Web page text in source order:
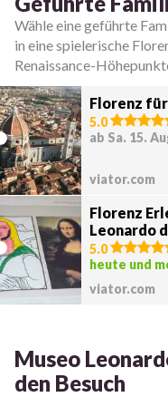
Wähle eine geführte
in eine spielerische
Renaissance-
Florenz
5.0
ab Sa. 15.
viator.com
Florenz
Leonardo
5.0
heute und
viator.com
Museo
den Besuch